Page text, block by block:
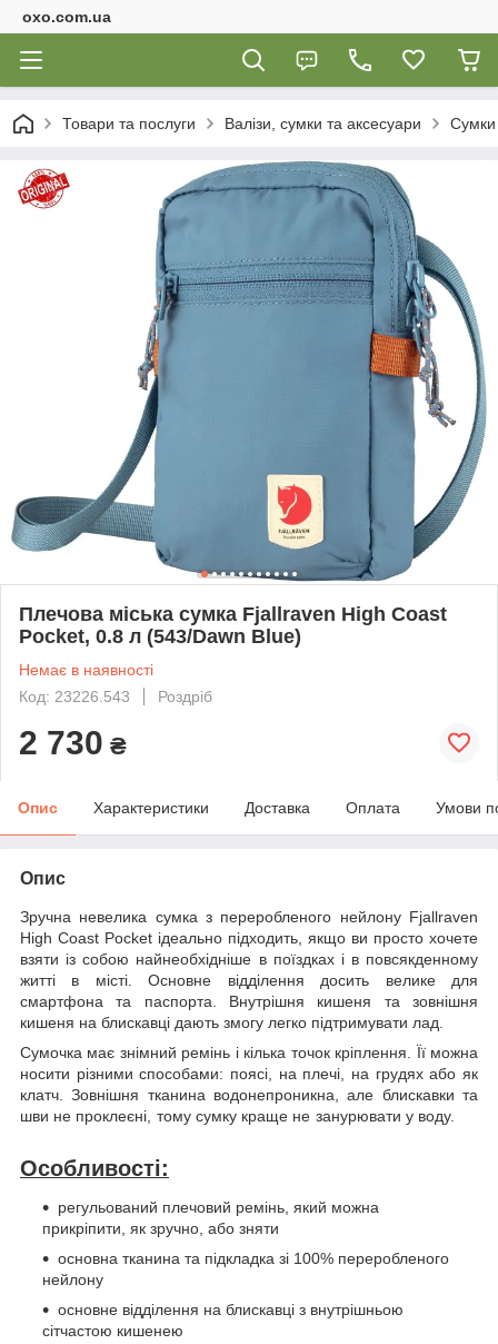
oxo.com.ua
Товари та послуги Валізи, сумки та аксесуари
Плечова міська сумка Fjallraven High Coast
Pocket, 0.8 л (543/Dawn Blue)
Немає в наявності
Код: 23226.543
Роздріб
2 730 ₴
Опис Характеристики Доставка Оплата Умови
Опис
Зручна невелика сумка з переробленого нейлону Fjallraven
High Coast Pocket ідеально підходить, якщо ви просто хочете
взяти із собою найнеобхідніше в поїздках і в повсякденному
житті в місті. Основне відділення досить велике для
смартфона та паспорта. Внутрішня кишеня та зовнішня
кишеня на блискавці дають змогу легко підтримувати лад.
Сумочка має знімний ремінь і кілька точок кріплення. Її можна
носити різними способами: поясі, на плечі, на грудях або як
клатч. Зовнішня тканина водонепроникна, але блискавки та
шви не проклеєні, тому сумку краще не занурювати у воду.
Особливості:
регульований плечовий ремінь, який можна
прикріпити, як зручно, або зняти
основна тканина та підкладка зі 100% переробленого
нейлону
основне відділення на блискавці з внутрішньою
сітчастою кишенею